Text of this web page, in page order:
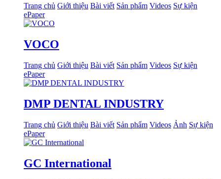
Trang chủ Giới thiệu Bài viết Sản phẩm Videos Sự kiện
ePaper
VOCO
Trang chủ Giới thiệu Bài viết Sản phẩm Videos Sự kiện
ePaper
DMP DENTAL INDUSTRY
Trang chủ Giới thiệu Bài viết Sản phẩm Videos Ảnh Sự kiện
ePaper
GC International